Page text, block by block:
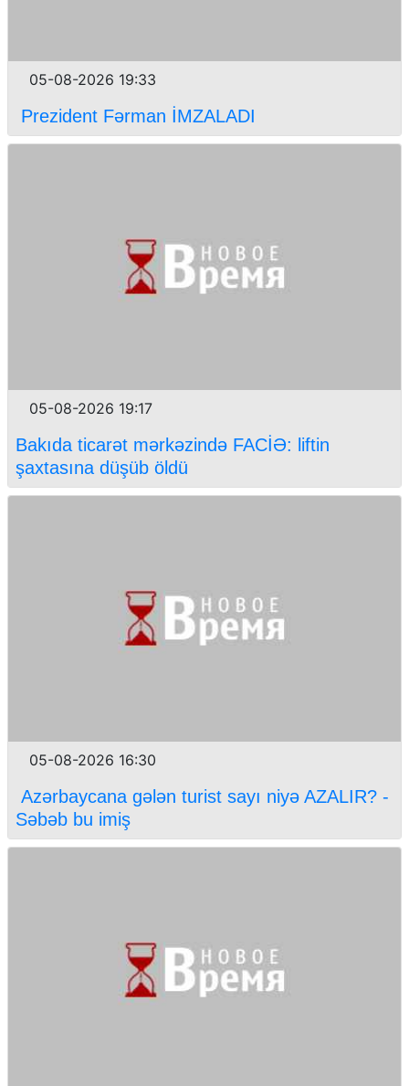
05-08-2026 19:33
Prezident Fərman İMZALADI
05-08-2026 19:17
Bakıda ticarət mərkəzində FACİƏ: liftin
şaxtasına düşüb öldü
05-08-2026 16:30
Azərbaycana gələn turist sayı niyə AZALIR? -
Səbəb bu imiş